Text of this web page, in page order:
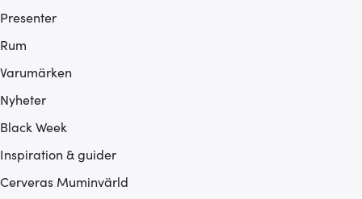
Presenter
Rum
Varumärken
Nyheter
Black Week
Inspiration & guider
Cerveras Muminvärld